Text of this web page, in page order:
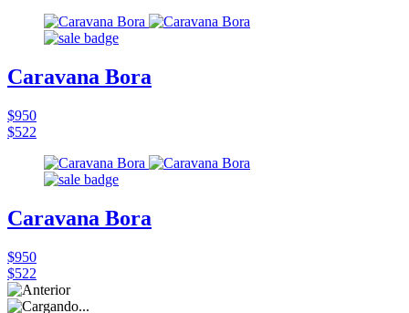
Caravana Bora
$950
$522
Caravana Bora
$950
$522